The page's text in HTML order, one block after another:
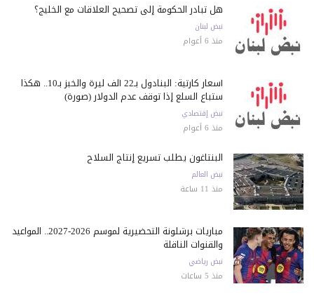
هل تبادر الحكومة إلى تصحيح العلاقات مع الخليج؟
نبض لبنان
منذ 6 أعوام
أسعار كارثية: البنادول بـ22 ألف ليرة والخبز بـ10.. هكذا
ستباع السلع إذا توقف عدم الدولار (صورة)
نبض إقتصادي
منذ 6 أعوام
البنتاغون يطلب تسريع إنتاج السلاح
نبض العالم
منذ 11 ساعة
مباريات برشلونة التحضيرية لموسم 2026-2027.. المواعيد
والقنوات الناقلة
نبض رياضي
منذ 5 ساعات